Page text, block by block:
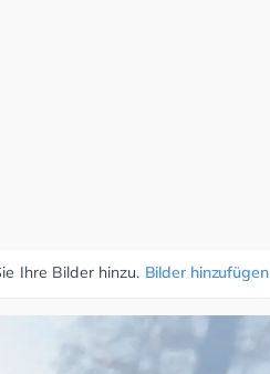
Ihre Bilder hinzu. Bilder hinzufügen